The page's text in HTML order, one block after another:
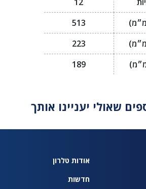
513
223
189
שאולי יעניינו אותך
אודות טלרון
חדשות